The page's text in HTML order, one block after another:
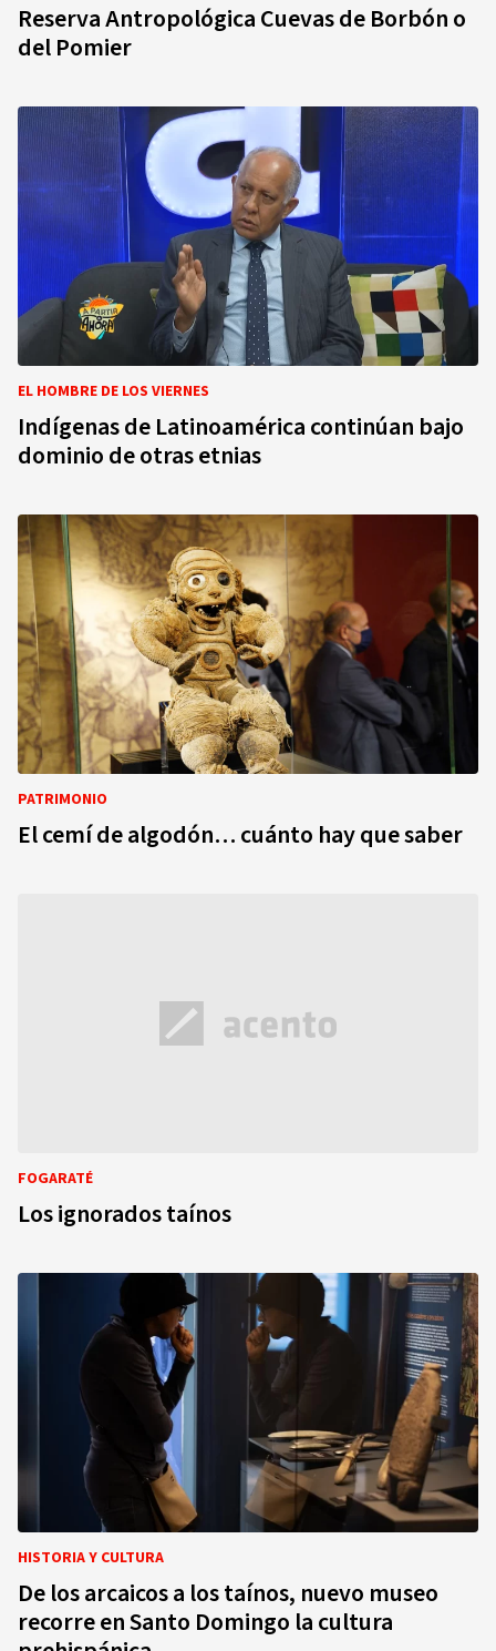
Reserva Antropológica Cuevas de Borbón o
del Pomier
EL HOMBRE DE LOS VIERNES
Indígenas de Latinoamérica continúan bajo
dominio de otras etnias
PATRIMONIO
El cemí de algodón… cuánto hay que saber
FOGARATÉ
Los ignorados taínos
HISTORIA Y CULTURA
De los arcaicos a los taínos, nuevo museo
recorre en Santo Domingo la cultura